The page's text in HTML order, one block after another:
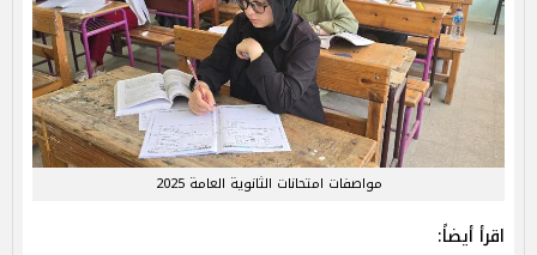
مواصفات امتحانات الثانوية العامة 2025
اقرأ أيضاً: